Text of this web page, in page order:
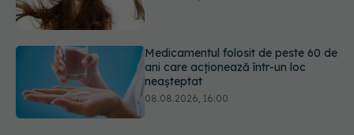
Transpirații nocturne: semnul ignorat
care poate ascunde probleme